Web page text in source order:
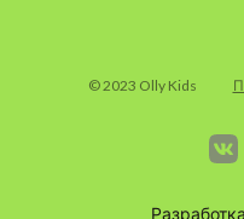
© 2023 Olly Kids